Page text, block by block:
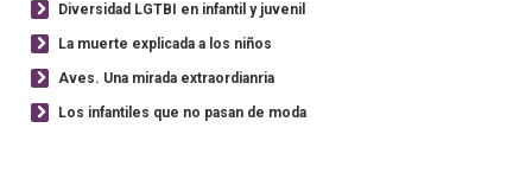
Diversidad LGTBI en infantil y juvenil
La muerte explicada a los niños
Aves. Una mirada extraordianria
Los infantiles que no pasan de moda